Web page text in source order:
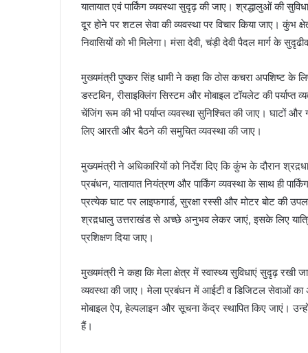
यातायात एवं पार्किंग व्यवस्था सुदृढ़ की जाए। श्रद्धालुओं की
दूर होने पर शटल सेवा की व्यवस्था पर विचार किया जाए। कुंभ
निवासियों को भी मिलेगा। मंसा देवी, चंड़ी देवी पैदल मार्ग के
मुख्यमंत्री पुष्कर सिंह धामी ने कहा कि ठोस कचरा अपशिष्ट के
डस्टबिन, रीसाइक्लिंग सिस्टम और मोबाइल टॉयलेट की
चेंजिंग रूम की भी पर्याप्त व्यवस्था सुनिश्चित की जाए। घाटों
लिए आरती और बैठने की समुचित व्यवस्था की जाए।
मुख्यमंत्री ने अधिकारियों को निर्देश दिए कि कुंभ के दौरान
प्रबंधन, यातायात नियंत्रण और पार्किंग व्यवस्था के साथ ही
प्रत्येक घाट पर लाइफगार्ड, सुरक्षा रस्सी और मोटर बोट की
श्रद़धालु उत्तराखंड से अच्छे अनुभव लेकर जाएं, इसके लिए
प्रशिक्षण दिया जाए।
मुख्यमंत्री ने कहा कि मेला क्षेत्र में स्वास्थ्य सुविधाएं सुदृढ़ रखी
व्यवस्था की जाए। मेला प्रबंधन में आईटी व डिजिटल सेवाओं
मोबाइल ऐप, हेल्पलाइन और सूचना केंद्र स्थापित किए जाएं।
हैं।